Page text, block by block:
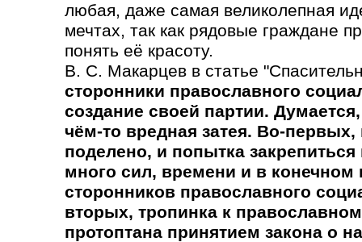
любая, даже самая великолепная
мечтах, так как рядовые граждане
понять её красоту.
В. С. Макарцев в статье
сторонники православного
создание своей партии.
чём-то вредная затея. Во-первых,
поделено, и попытка закрепиться
много сил, времени и в конечном
сторонников православного
вторых, тропинка к
протоптана принятием закона о